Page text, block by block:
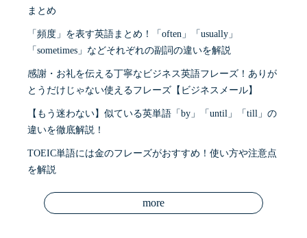
まとめ
「頻度」を表す英語まとめ！「often」「usually」
「sometimes」などそれぞれの副詞の違いを解説
感謝・お礼を伝える丁寧なビジネス英語フレーズ！ありが
とうだけじゃない使えるフレーズ【ビジネスメール】
【もう迷わない】似ている英単語「by」「until」「till」の
違いを徹底解説！
TOEIC単語には金のフレーズがおすすめ！使い方や注意点
を解説
more